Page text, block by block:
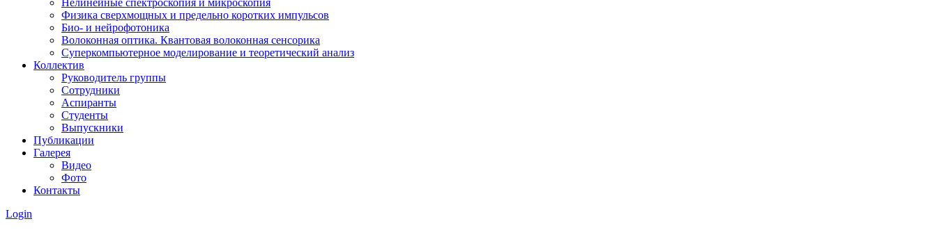
Нелинейные спектроскопия и микроскопия
Физика сверхмощных и предельно коротких импульсов
Био- и нейрофотоника
Волоконная оптика. Квантовая волоконная сенсорика
Суперкомпьютерное моделирование и теоретический анализ
Коллектив
Руководитель группы
Сотрудники
Аспиранты
Студенты
Выпускники
Публикации
Галерея
Видео
Фото
Контакты
Login